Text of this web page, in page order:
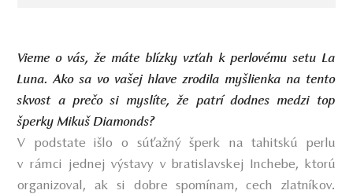
Vieme o vás, že máte blízky vzťah k perlovému setu La
Luna. Ako sa vo vašej hlave zrodila myšlienka na tento
skvost a prečo si myslíte, že patrí dodnes medzi top
šperky Mikuš Diamonds?
V podstate išlo o súťažný šperk na tahitskú perlu
v rámci jednej výstavy v bratislavskej Inchebe, ktorú
organizoval, ak si dobre spomínam, cech zlatníkov.